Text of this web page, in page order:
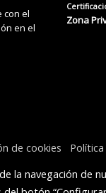
con el
en el
Zona
de cookies
la navegación de